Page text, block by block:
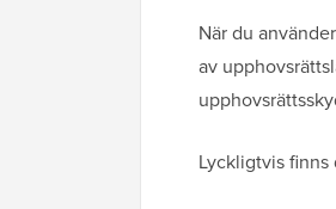
När du
av
Lyckligtvis finns